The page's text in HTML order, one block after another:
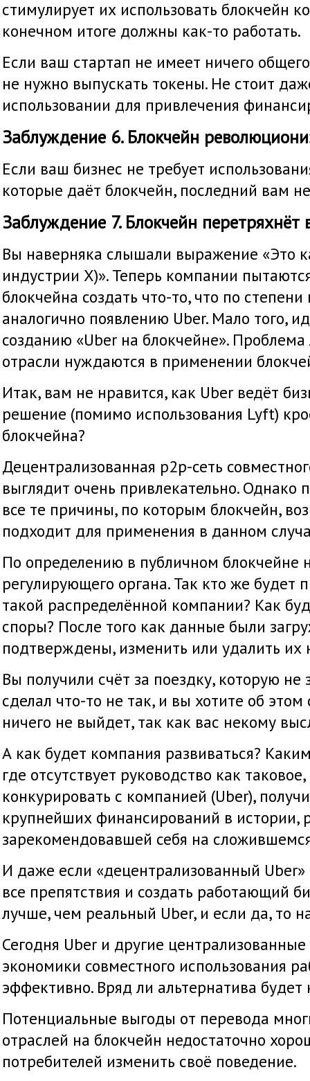
стимулирует их использовать блокчейн
конечном итоге должны как-то работать.
Если ваш стартап не имеет ничего
не нужно выпускать токены. Не стоит
использовании для привлечения
Заблуждение 6. Блокчейн
Если ваш бизнес не требует
которые даёт блокчейн, последний вам
Заблуждение 7. Блокчейн перетряхнёт
Вы наверняка слышали выражение «Это
индустрии Х)». Теперь компании
блокчейна создать что-то, что по
аналогично появлению Uber. Мало того,
созданию «Uber на блокчейне».
отрасли нуждаются в применении
Итак, вам не нравится, как Uber ведёт
решение (помимо использования Lyft)
блокчейна?
Децентрализованная p2p-сеть
выглядит очень привлекательно. Однако
все те причины, по которым блокчейн,
подходит для применения в данном
По определению в публичном блокчейне
регулирующего органа. Так кто же будет
такой распределённой компании? Как
споры? После того как данные были
подтверждены, изменить или удалить их
Вы получили счёт за поездку, которую не
сделал что-то не так, и вы хотите об
ничего не выйдет, так как вас некому
А как будет компания развиваться?
где отсутствует руководство как
конкурировать с компанией (Uber),
крупнейших финансирований в
зарекомендовавшей себя на
И даже если «децентрализованный
все препятствия и создать работающий
лучше, чем реальный Uber, и если да, то
Сегодня Uber и другие
экономики совместного использования
эффективно. Вряд ли альтернатива
Потенциальные выгоды от перевода
отраслей на блокчейн недостаточно
потребителей изменить своё поведение.